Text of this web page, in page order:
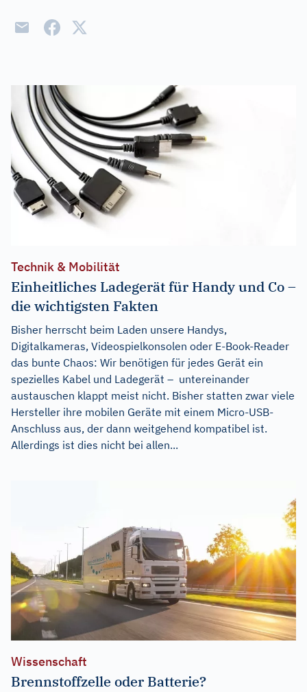
Technik & Mobilität
Einheitliches Ladegerät für Handy und Co –
die wichtigsten Fakten
Bisher herrscht beim Laden unsere Handys,
Digitalkameras, Videospielkonsolen oder E-Book-Reader
das bunte Chaos: Wir benötigen für jedes Gerät ein
spezielles Kabel und Ladegerät – untereinander
austauschen klappt meist nicht. Bisher statten zwar viele
Hersteller ihre mobilen Geräte mit einem Micro-USB-
Anschluss aus, der dann weitgehend kompatibel ist.
Allerdings ist dies nicht bei allen...
Wissenschaft
Brennstoffzelle oder Batterie?